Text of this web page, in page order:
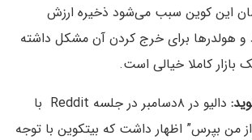
این کوین سبب می‌شود ذخیره ارزش
و هولدرها برای خرج کردن آن مشکل داشته
بازار کاملا خیالی است.
دالیو در ۸دسامبر در جلسه Reddit با
من بپرس” اظهار داشت که بیتکوین با توجه